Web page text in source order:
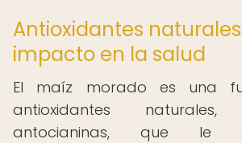
Antioxidantes
impacto en la salud
El maíz morado es una
antioxidantes
antocianinas, que le